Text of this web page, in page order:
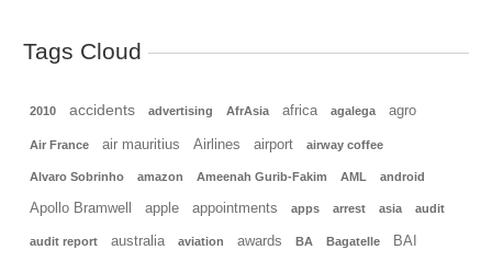
Tags Cloud
2010 accidents advertising AfrAsia africa agalega agro
Air France air mauritius Airlines airport airway coffee
Alvaro Sobrinho amazon Ameenah Gurib-Fakim AML android
Apollo Bramwell apple appointments apps arrest asia audit
audit report australia aviation awards BA Bagatelle BAI